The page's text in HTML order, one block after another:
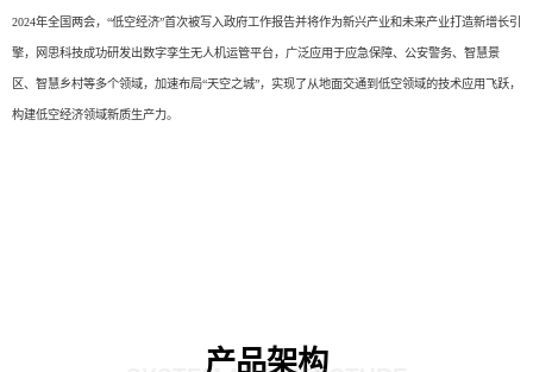
2024年全国两会，“低空经济”首次被写入政府工作报告并将作为新兴产业和未来产业打造新增长引
擎，网思科技成功研发出数字孪生无人机运管平台，广泛应用于应急保障、公安警务、智慧景
区、智慧乡村等多个领域，加速布局“天空之城”，实现了从地面交通到低空领域的技术应用飞跃，
构建低空经济领域新质生产力。
产品架构